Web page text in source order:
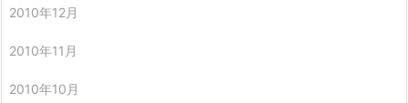
2010年12月
2010年11月
2010年10月